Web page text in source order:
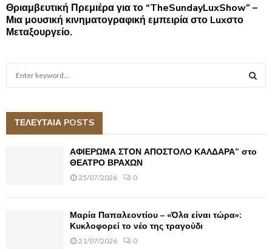
Θριαμβευτική Πρεμιέρα για το “TheSundayLuxShow” –
Μια μουσική κινηματογραφική εμπειρία στο Luxστο
Μεταξουργείο.
h
A
ΤΕΛΕΥΤΑΙΑ POSTS
ΑΦΙΕΡΩΜΑ ΣΤΟΝ ΑΠΟΣΤΟΛΟ ΚΑΛΔΑΡΑ” στο
ΘΕΑΤΡΟ ΒΡΑΧΩΝ
25/07/2026 0
Μαρία Παπαλεοντίου – «Όλα είναι τώρα»:
Κυκλοφορεί το νέο της τραγούδι
21/07/2026 0